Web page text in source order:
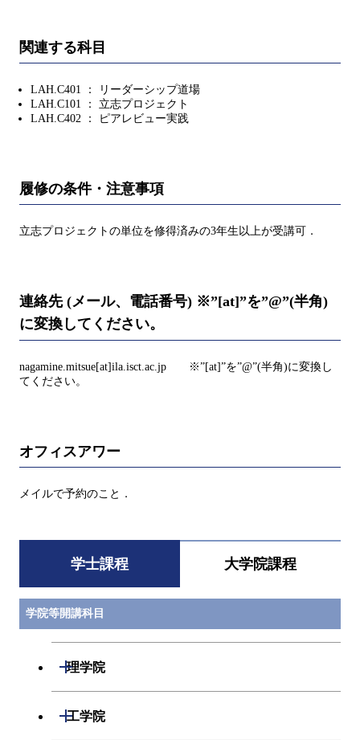
関連する科目
LAH.C401 ： リーダーシップ道場
LAH.C101 ： 立志プロジェクト
LAH.C402 ： ピアレビュー実践
履修の条件・注意事項
立志プロジェクトの単位を修得済みの3年生以上が受講可．
連絡先 (メール、電話番号) ※”[at]”を”@”(半角)
に変換してください。
nagamine.mitsue[at]ila.isct.ac.jp ※”[at]”を”@”(半角)に変換し
てください。
オフィスアワー
メイルで予約のこと．
学士課程 大学院課程
学院等開講科目
理学院
開閉
工学院
開閉